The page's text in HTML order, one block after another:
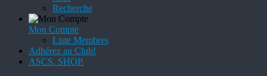
Recherche
Mon Compte
Liste Membres
Adhérez au Club!
ASCS. SHOP.